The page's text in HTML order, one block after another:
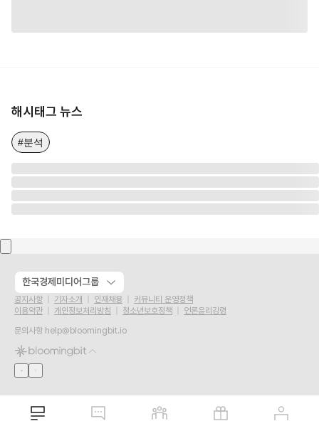
해시태그 뉴스
#분석
한국경제미디어그룹
공지사항 기자소개 인재채용
커뮤니티 운영정책
이용약관
개인정보처리방침 청소년보호정책
언론윤리강령
문의사항 help@bloomingbit.io